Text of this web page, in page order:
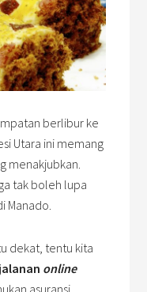
berlibur ke
Utara ini memang
menakjubkan.
tak boleh lupa
Manado.
dekat, tentu kita
online